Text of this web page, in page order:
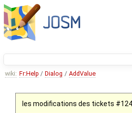
wiki: Fr:Help / Dialog / AddValue
les modifications des tickets